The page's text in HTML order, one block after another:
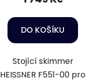
DO KOŠÍKU
Stojící skimmer
HEISSNER F551-00 pro